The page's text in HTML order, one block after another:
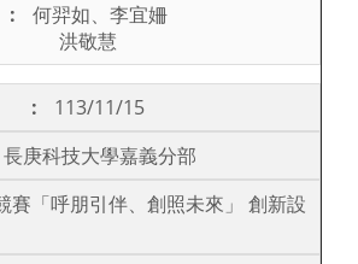
何羿如、李宜姍
洪敬慧
113/11/15
長庚科技大學嘉義分部
賽「呼朋引伴、創照未來」 創新設